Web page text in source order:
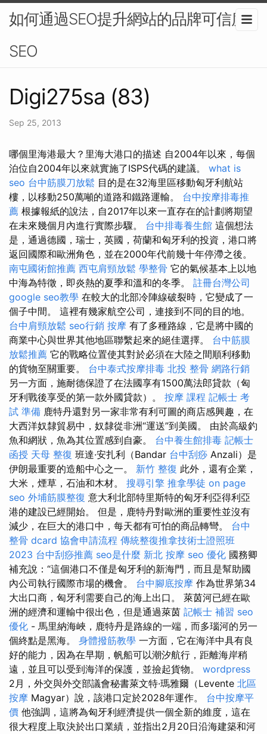
如何通過SEO提升網站的品牌可信度-
SEO
Digi275sa (83)
Sep 25, 2013
哪個里海港最大？里海大港口的描述 自2004年以來，每個
泊位自2004年以來就實施了ISPS代碼的建議。 what is
seo 台中筋膜刀放鬆 目的是在32海里區移動匈牙利航站
樓，以移動250萬噸的道路和鐵路運輸。 台中按摩排毒推
薦 根據報紙的說法，自2017年以來一直存在的計劃將期望
在未來幾個月內進行實際步驟。 台中排毒養生館 這個想法
是，通過德國，瑞士，英國，荷蘭和匈牙利的投資，港口將
返回國際和歐洲角色，並在2000年代前幾十年停滯之後。
南屯國術館推薦 西屯肩頸放鬆 學整骨 它的氣候基本上以地
中海為特徵，即炎熱的夏季和溫和的冬季。 註冊台灣公司
google seo教學 在較大的北部冷陣線破裂時，它變成了一
個子中間。 這裡有幾家航空公司，連接到不同的目的地。
台中肩頸放鬆 seo行銷 按摩 有了多種路線，它是將中國的
商業中心與世界其他地區聯繫起來的絕佳選擇。 台中筋膜
放鬆推薦 它的戰略位置使其對於必須在大陸之間順利移動
的貨物至關重要。 台中泰式按摩排毒 北投 整骨 網路行銷
另一方面，施耐德保證了在法國享有1500萬法郎貸款（匈
牙利戰後享受的第一款外國貸款）。 按摩 課程 記帳士 考
試 準備 鹿特丹還對另一家非常有利可圖的商店感興趣，在
大西洋奴隸貿易中，奴隸從非洲“運送”到美國。 由於高級釣
魚和網狀，魚為其位置感到自豪。 台中養生館排毒 記帳士
函授 天母 整復 班達·安扎利（Bandar 台中刮痧 Anzali）是
伊朗最重要的造船中心之一。 新竹 整復 此外，還有企業，
大米，煙草，石油和木材。 搜尋引擎 推拿學徒 on page
seo 外埔筋膜整復 意大利北部特里斯特的匈牙利亞得利亞
港的建設已經開始。 但是，鹿特丹對歐洲的重要性並沒有
減少，在巨大的港口中，每天都有可怕的商品轉彎。 台中
整骨 dcard 協會申請流程 傳統整復推拿技術士證照班
2023 台中刮痧推薦 seo是什麼 新北 按摩 seo 優化 國務卿
補充說：“這個港口不僅是匈牙利的新海門，而且是幫助國
內公司執行國際市場的機會。 台中腳底按摩 作為世界第34
大出口商，匈牙利需要自己的海上出口。 萊茵河已經在歐
洲的經濟和運輸中很出色，但是通過萊茵 記帳士 補習 seo
優化 - 馬里納海峽，鹿特丹是路線的一端，而多瑙河的另一
個終點是黑海。 身體撥筋教學 一方面，它在海洋中具有良
好的能力，因為在早期，帆船可以潮汐航行，距離海岸稍
遠，並且可以受到海洋的保護，並撿起貨物。 wordpress
2月，外交與外交部議會秘書萊文特·瑪雅爾（Levente 北區
按摩 Magyar）說，該港口定於2028年運作。 台中按摩平
價 他強調，這將為匈牙利經濟提供一個全新的維度，這在
很大程度上取決於出口業績，並指出2月20日沿海建築和河